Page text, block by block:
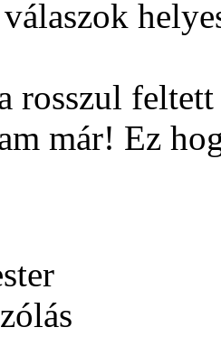
rosszul
már! Ez